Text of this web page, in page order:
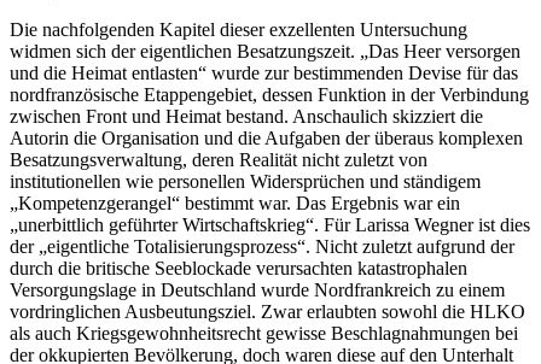
Die nachfolgenden Kapitel dieser exzellenten Untersuchung
widmen sich der eigentlichen Besatzungszeit. „Das Heer versorgen
und die Heimat entlasten“ wurde zur bestimmenden Devise für das
nordfranzösische Etappengebiet, dessen Funktion in der Verbindung
zwischen Front und Heimat bestand. Anschaulich skizziert die
Autorin die Organisation und die Aufgaben der überaus komplexen
Besatzungsverwaltung, deren Realität nicht zuletzt von
institutionellen wie personellen Widersprüchen und ständigem
„Kompetenzgerangel“ bestimmt war. Das Ergebnis war ein
„unerbittlich geführter Wirtschaftskrieg“. Für Larissa Wegner ist dies
der „eigentliche Totalisierungsprozess“. Nicht zuletzt aufgrund der
durch die britische Seeblockade verursachten katastrophalen
Versorgungslage in Deutschland wurde Nordfrankreich zu einem
vordringlichen Ausbeutungsziel. Zwar erlaubten sowohl die HLKO
als auch Kriegsgewohnheitsrecht gewisse Beschlagnahmungen bei
der okkupierten Bevölkerung, doch waren diese auf den Unterhalt